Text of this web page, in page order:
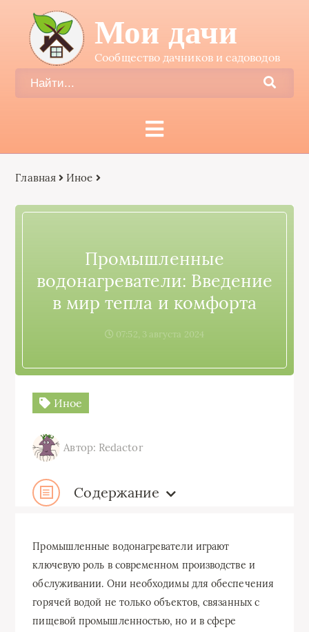
Мои дачи
Сообщество дачников и садоводов
Главная Иное
Промышленные
водонагреватели: Введение
в мир тепла и комфорта
07:52, 3 августа 2024
Иное
Автор: Redactor
Содержание
Промышленные водонагреватели играют
ключевую роль в современном производстве и
обслуживании. Они необходимы для обеспечения
горячей водой не только объектов, связанных с
пищевой промышленностью, но и в сфере